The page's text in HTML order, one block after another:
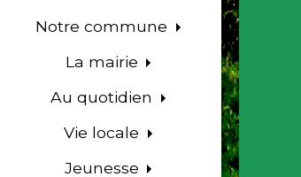
Notre commune
La mairie
Au quotidien
Vie locale
Jeunesse